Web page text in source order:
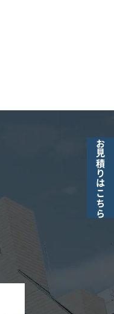
お見積りはこちら